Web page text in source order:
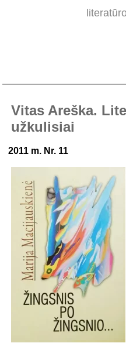
Vitas Areška.
užkulisiai
2011 m. Nr. 11